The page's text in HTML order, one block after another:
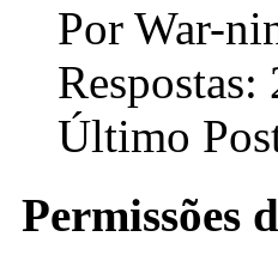
Por War-
Respostas:
Último
Permissões